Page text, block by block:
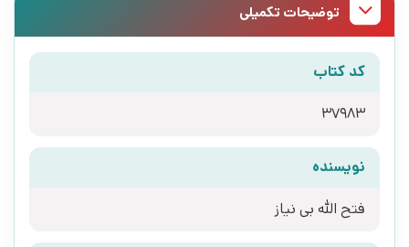
توضیحات تکمیلی
کد کتاب
37983
نویسنده
فتح الله بی نیاز